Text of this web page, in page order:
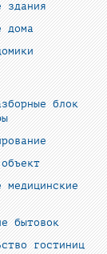
здания
дома
блок
медицинские
бытовок
гостиниц